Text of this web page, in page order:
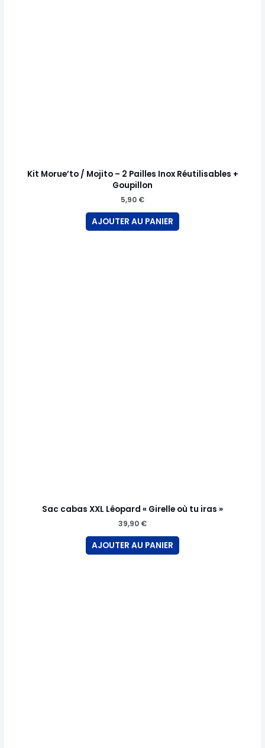
Kit Morue’to / Mojito – 2 Pailles Inox Réutilisables +
Goupillon
5,90 €
AJOUTER AU PANIER
Sac cabas XXL Léopard « Girelle où tu iras »
39,90 €
AJOUTER AU PANIER